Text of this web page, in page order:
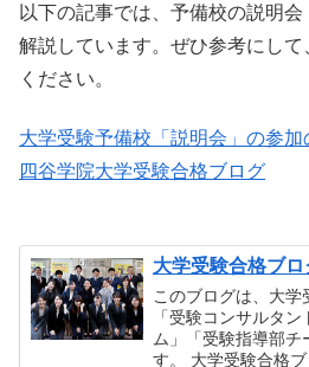
以下の記事では、予備校の説明会
解説しています。ぜひ参考にし
ください。
大学受験予備校「説明会」の参加
四谷学院大学受験合格ブログ
大学受験合格ブ
このブログは、大
「受験コンサルタ
ム」「受験指導部チ
す。 大学受験合格